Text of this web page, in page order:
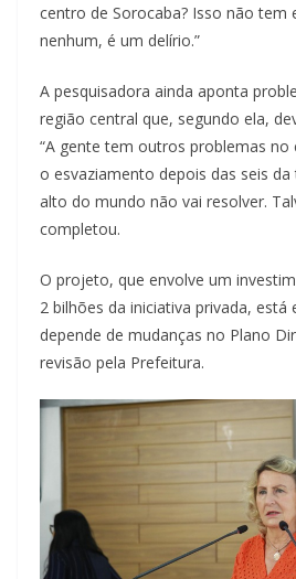
centro de Sorocaba? Isso não tem
nenhum, é um delírio.”
A pesquisadora ainda aponta
região central que, segundo ela,
“A gente tem outros problemas
o esvaziamento depois das seis
alto do mundo não vai resolver.
completou.
O projeto, que envolve um
2 bilhões da iniciativa privada, está
depende de mudanças no Plano
revisão pela Prefeitura.